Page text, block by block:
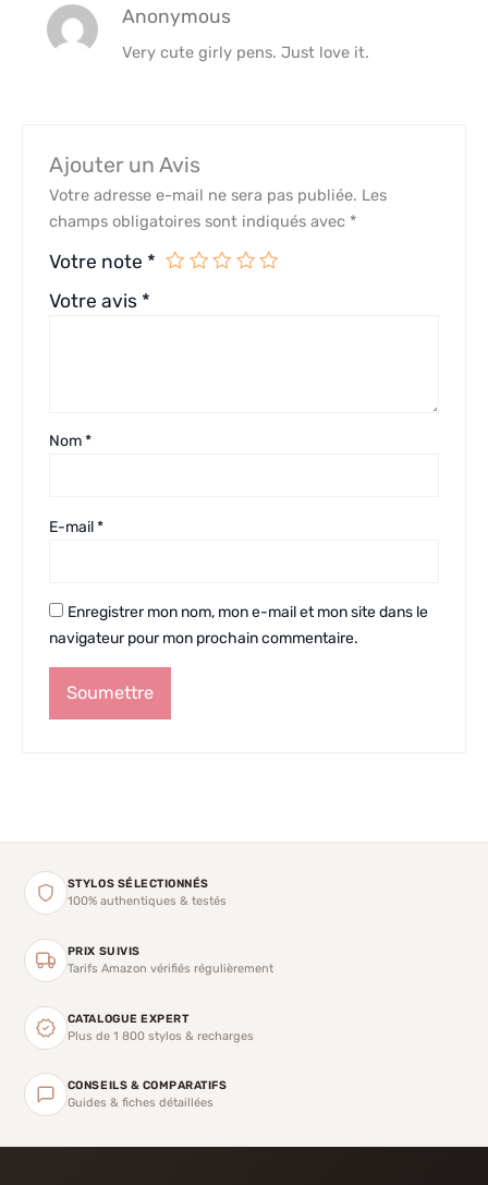
Anonymous
Very cute girly pens. Just love it.
Ajouter un Avis
Votre adresse e-mail ne sera pas publiée. Les
champs obligatoires sont indiqués avec *
Votre note *
Votre avis *
Nom*
E-mail*
Enregistrer mon nom, mon e-mail et mon site dans le
navigateur pour mon prochain commentaire.
STYLOS SÉLECTIONNÉS
100% authentiques & testés
PRIX SUIVIS
Tarifs Amazon vérifiés régulièrement
CATALOGUE EXPERT
Plus de 1 800 stylos & recharges
CONSEILS & COMPARATIFS
Guides & fiches détaillées